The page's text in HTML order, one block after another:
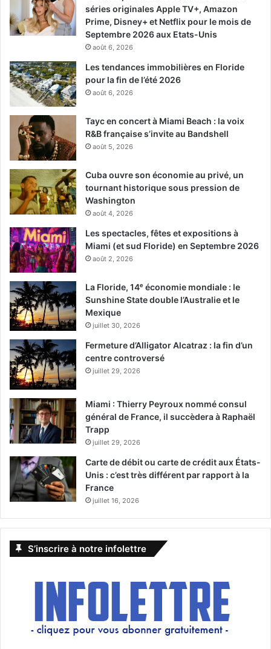
séries originales Apple TV+, Amazon
Prime, Disney+ et Netflix pour le mois de
Septembre 2026 aux Etats-Unis
août 6, 2026
Les tendances immobilières en Floride
pour la fin de l’été 2026
août 6, 2026
Tayc en concert à Miami Beach : la voix
R&B française s’invite au Bandshell
août 5, 2026
Cuba ouvre son économie au privé, un
tournant historique sous pression de
Washington
août 4, 2026
Les spectacles, fêtes et expositions à
Miami (et sud Floride) en Septembre 2026
août 2, 2026
La Floride, 14ᵉ économie mondiale : le
Sunshine State double l’Australie et le
Mexique
juillet 30, 2026
Fermeture d’Alligator Alcatraz : la fin d’un
centre controversé
juillet 29, 2026
Miami : Thierry Peyroux nommé consul
général de France, il succèdera à Raphaël
Trapp
juillet 29, 2026
Carte de débit ou carte de crédit aux États-
Unis : c’est très différent par rapport à la
France
juillet 16, 2026
S’inscrire à notre infolettre